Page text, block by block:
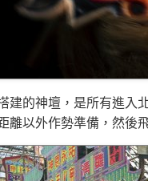
建的神壇，是所有進入
離以外作勢準備，然後